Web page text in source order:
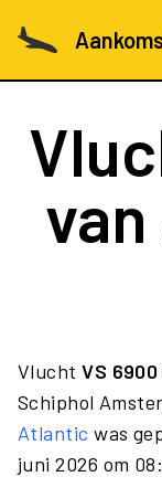
VluchtVS 6900
Schiphol
Atlantic was
juni 2026 om